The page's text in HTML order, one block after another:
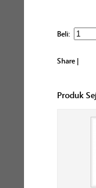
Beli:
Share |
Produk